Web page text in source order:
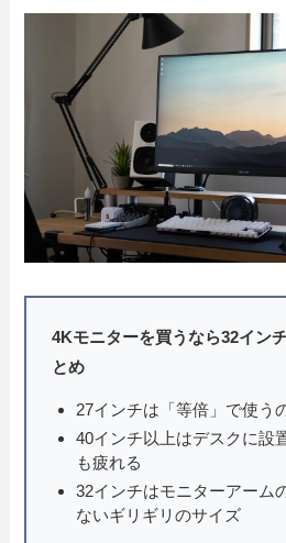
4Kモニターを買うなら32イン
とめ
27インチは「等倍」で使う
40インチ以上はデスクに設
も疲れる
32インチはモニターアーム
ないギリギリのサイズ